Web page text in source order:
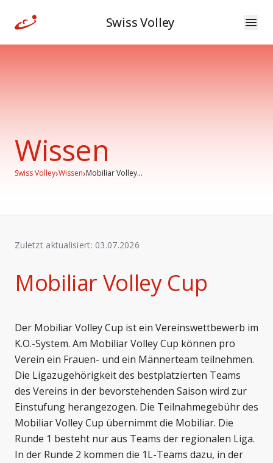
Swiss Volley
Wissen
Swiss Volley›Wissen›Mobiliar Volley...
Zuletzt aktualisiert: 03.07.2026
Mobiliar Volley Cup
Der Mobiliar Volley Cup ist ein Vereinswettbewerb im
K.O.-System. Am Mobiliar Volley Cup können pro
Verein ein Frauen- und ein Männerteam teilnehmen.
Die Ligazugehörigkeit des bestplatzierten Teams
des Vereins in der bevorstehenden Saison wird zur
Einstufung herangezogen. Die Teilnahmegebühr des
Mobiliar Volley Cup übernimmt die Mobiliar. Die
Runde 1 besteht nur aus Teams der regionalen Liga.
In der Runde 2 kommen die 1L-Teams dazu, in der